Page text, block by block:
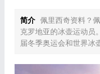
简介 佩里西奇资料？
克罗地亚的冰壶运动员
届冬季奥运会和世界冰